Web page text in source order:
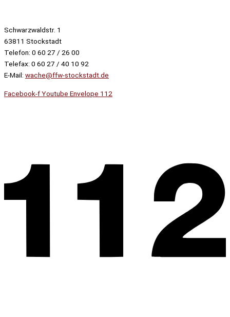
Schwarzwaldstr. 1
63811 Stockstadt
Telefon: 0 60 27 / 26 00
Telefax: 0 60 27 / 40 10 92
E-Mail: wache@ffw-stockstadt.de
Facebook-fYoutube Envelope 112